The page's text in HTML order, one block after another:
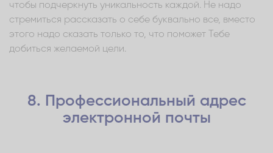
чтобы подчеркнуть уникальность каждой. Не надо
стремиться рассказать о себе буквально все, вместо
этого надо сказать только то, что поможет Тебе
добиться желаемой цели.
8. Профессиональный адрес
электронной почты